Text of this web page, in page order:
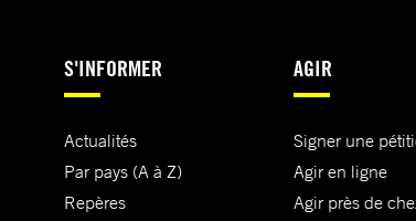
S'INFORMER
Actualités
Par pays (A à Z)
Repères
AGIR
Signer une
Agir en ligne
Agir près de